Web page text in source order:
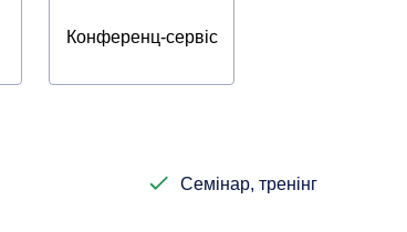
Конференц-сервіс
Семінар, тренінг